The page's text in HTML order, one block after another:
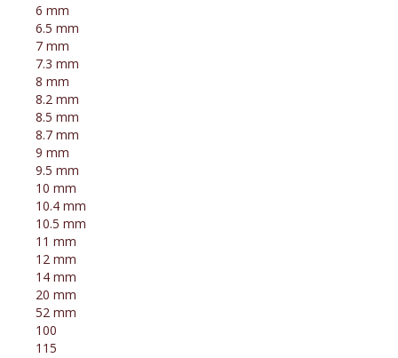
6 mm
6.5 mm
7 mm
7.3 mm
8 mm
8.2 mm
8.5 mm
8.7 mm
9 mm
9.5 mm
10 mm
10.4 mm
10.5 mm
11 mm
12 mm
14 mm
20 mm
52 mm
100
115